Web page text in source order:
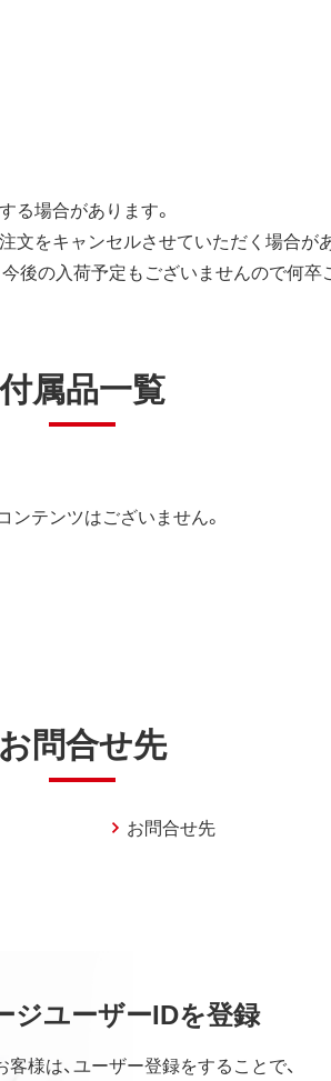
る場合があります。
文をキャンセルさせていただく場合が
後の入荷予定もございませんので何卒
付属品一覧
ンテンツはございません。
お問合せ先
お問合せ先
ジユーザーIDを登録
様は、ユーザー登録をすることで、